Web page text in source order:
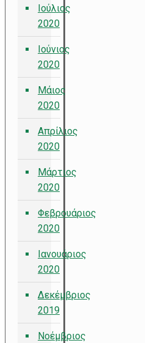
Ιούλιος
2020
Ιούνιος
2020
Μάιος
2020
Απρίλιος
2020
Μάρτιος
2020
Φεβρουάριος
2020
Ιανουάριος
2020
Δεκέμβριος
2019
Νοέμβριος